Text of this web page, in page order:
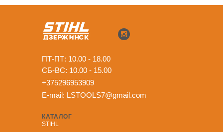
КАТАЛОГ
STIHL
ПТ-ПТ: 10.00 - 18.00
СБ-ВС: 10.00 - 15.00
+375296953909
E-mail: LSTOOLS7@gmail.com